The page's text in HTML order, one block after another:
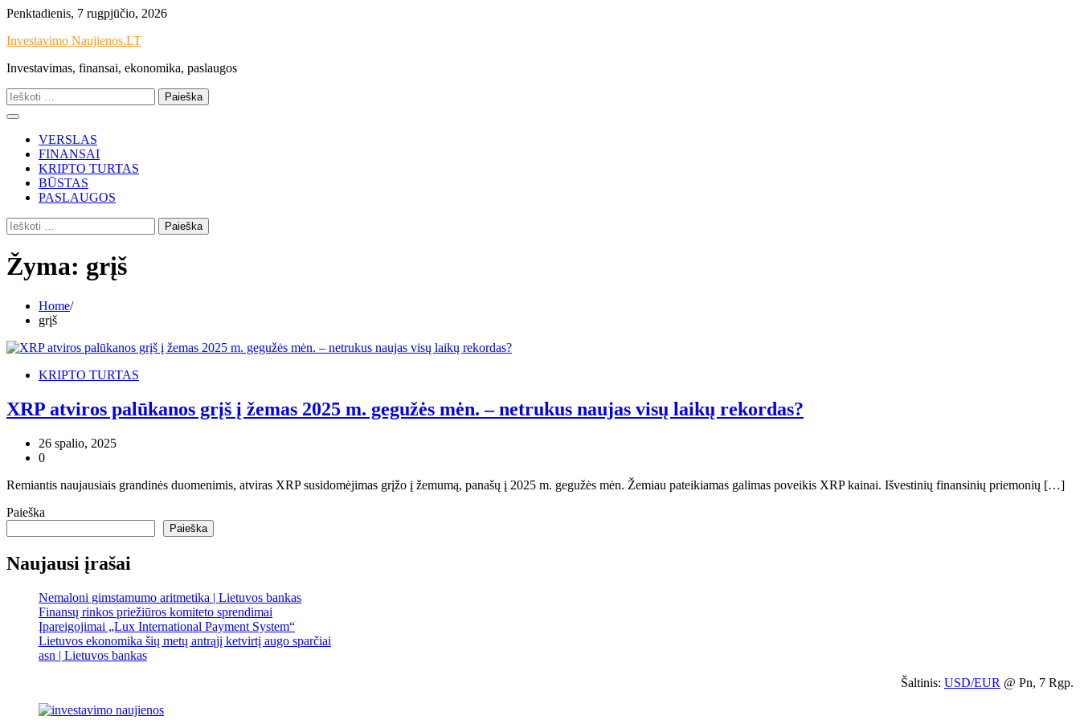
Skip
content
Penktadienis, 7 rugpjūčio, 2026
Investavimo Naujienos.LT
Investavimas, finansai, ekonomika, paslaugos
Ieškoti:
VERSLAS
FINANSAI
KRIPTO TURTAS
BŪSTAS
PASLAUGOS
Ieškoti:
Žyma: grįš
Home
grįš
KRIPTO TURTAS
XRP atviros palūkanos grįš į žemas 2025 m. gegužės mėn. – netrukus naujas visų laikų rekordas?
26 spalio, 2025
0
Remiantis naujausiais grandinės duomenimis, atviras XRP susidomėjimas grįžo į žemumą, panašų į 2025 m. gegužės mėn. Žemiau pateikiamas galimas poveikis XRP kainai. Išvestinių finansinių priemonių […]
Paieška
Paieška
Naujausi įrašai
Nemaloni gimstamumo aritmetika | Lietuvos bankas
Finansų rinkos priežiūros komiteto sprendimai
Įpareigojimai „Lux International Payment System“
Lietuvos ekonomika šių metų antrąjį ketvirtį augo sparčiai
asn | Lietuvos bankas
Šaltinis: USD/EUR @ Pn, 7 Rgp.